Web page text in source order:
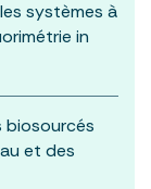
systèmes à
in
biosourcés
et des